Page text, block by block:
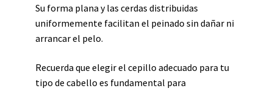
Su forma plana y las cerdas distribuidas
uniformemente facilitan el peinado sin dañar ni
arrancar el pelo.
Recuerda que elegir el cepillo adecuado para tu
tipo de cabello es fundamental para